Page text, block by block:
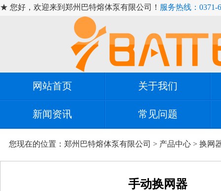
★ 您好，欢迎来到郑州巴特熔体泵有限公司！ 服务热线：0371-
网站首页 关于我们
新闻资讯 常见问题
您现在的位置： 郑州巴特熔体泵有限公司 > 产品中心 > 换网
手动换网器